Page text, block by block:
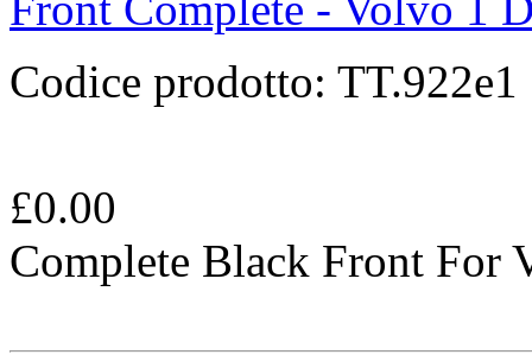
Codice prodotto: TT.922e1
£0.00
Complete Black Front For